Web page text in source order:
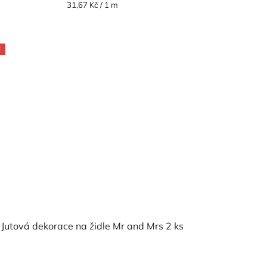
Měrná
31,67 Kč / 1 m
Jutová dekorace na židle Mr and Mrs 2 ks